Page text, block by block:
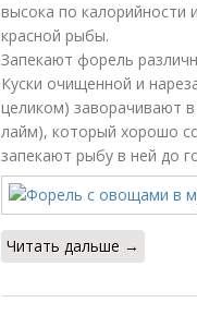
высока по калорийности
красной рыбы.
Запекают форель
Куски очищенной и
целиком) заворачивают
лайм), который хорошо
запекают рыбу в ней до
Читать дальше →